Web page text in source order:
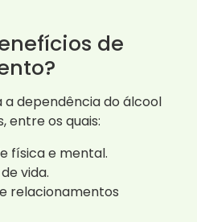
de
dependência do álcool
entre os quais:
física e mental.
vida.
relacionamentos